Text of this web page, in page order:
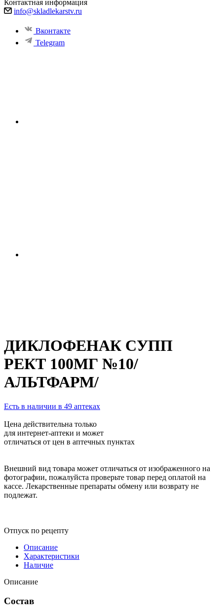
Контактная информация
info@skladlekarstv.ru
Вконтакте
Telegram
ДИКЛОФЕНАК СУПП
РЕКТ 100МГ №10/
АЛЬТФАРМ/
Есть в наличии в 49 аптеках
Цена действительна только
для интернет-аптеки и может
отличаться от цен в аптечных пунктах
Внешний вид товара может отличаться от изображенного на
фотографии, пожалуйста проверьте товар перед оплатой на
кассе. Лекарственные препараты обмену или возврату не
подлежат.
Отпуск по рецепту
Описание
Характеристики
Наличие
Описание
Состав